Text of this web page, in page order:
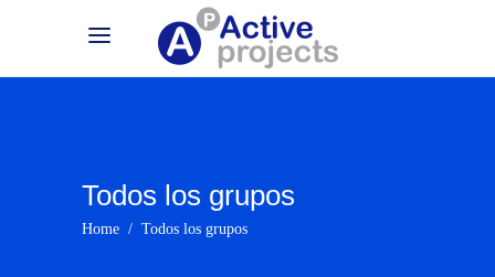
Todos los grupos
Home / Todos los grupos